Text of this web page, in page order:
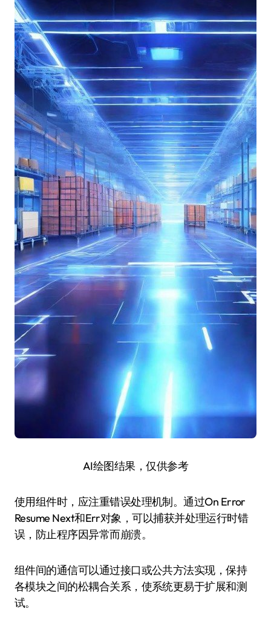
AI绘图结果，仅供参考
使用组件时，应注重错误处理机制。通过On Error
Resume Next和Err对象，可以捕获并处理运行时错
误，防止程序因异常而崩溃。
组件间的通信可以通过接口或公共方法实现，保持
各模块之间的松耦合关系，使系统更易于扩展和测
试。